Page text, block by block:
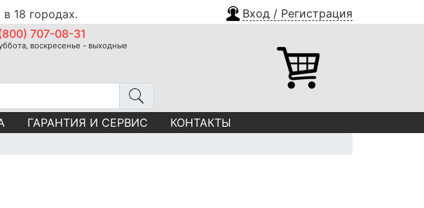
18 городах. Вход / Регистрация
707-08-31
воскресенье - выходные
ГАРАНТИЯ И СЕРВИС КОНТАКТЫ